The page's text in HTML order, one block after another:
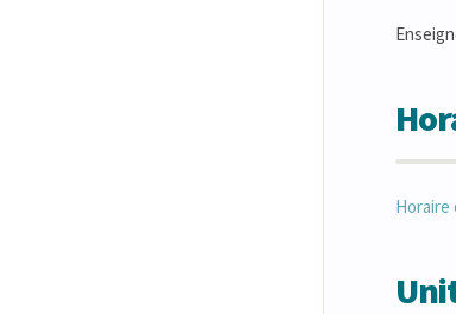
Horaire